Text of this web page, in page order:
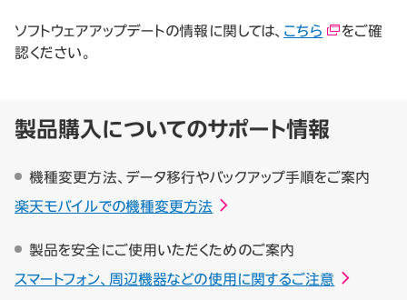
ソフトウェアアップデートの情報に関しては、 こちら
をご確
認ください。
製品購入についてのサポート情報
機種変更方法、データ移行やバックアップ手順をご案内
楽天モバイルでの機種変更方法
製品を安全にご使用いただくためのご案内
スマートフォン、周辺機器などの使用に関するご注意